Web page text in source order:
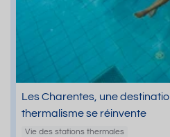
Les Charentes, une
thermalisme se réinvente
Vie des stations thermales